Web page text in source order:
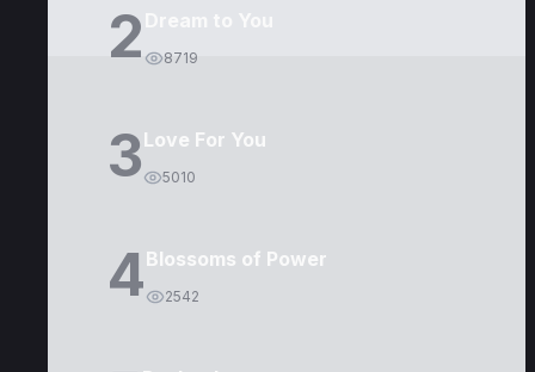
2 8719
3Love For You
5010
4Blossoms of Power
2542